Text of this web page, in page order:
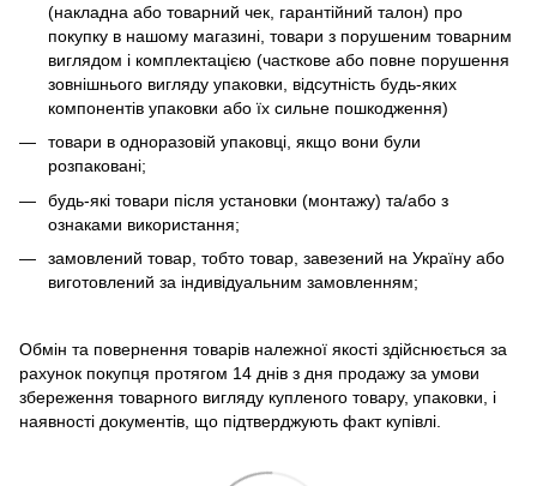
(накладна або товарний чек, гарантійний талон) про
покупку в нашому магазині, товари з порушеним товарним
виглядом і комплектацією (часткове або повне порушення
зовнішнього вигляду упаковки, відсутність будь-яких
компонентів упаковки або їх сильне пошкодження)
товари в одноразовій упаковці, якщо вони були
розпаковані;
будь-які товари після установки (монтажу) та/або з
ознаками використання;
замовлений товар, тобто товар, завезений на Україну або
виготовлений за індивідуальним замовленням;
Обмін та повернення товарів належної якості здійснюється за
рахунок покупця протягом 14 днів з дня продажу за умови
збереження товарного вигляду купленого товару, упаковки, і
наявності документів, що підтверджують факт купівлі.